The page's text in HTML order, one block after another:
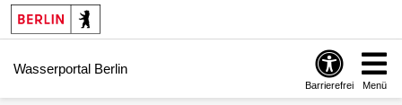
Springe zur Navigation
Springe zum Inhalt
Wasserportal Berlin
Barrierefrei Menü